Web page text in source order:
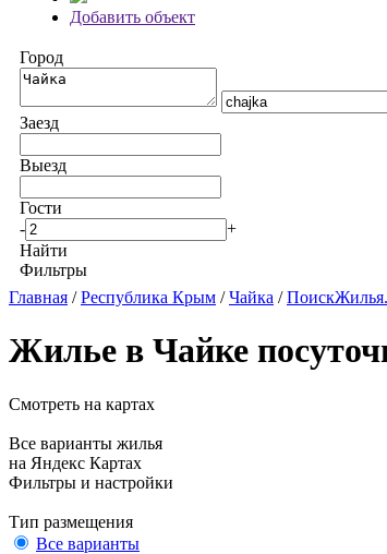
Добавить объект
Город
Заезд
Выезд
Гости
-
+
Найти
Фильтры
Главная /Республика Крым /Чайка /
Жилье в Чайке
Смотреть на картах
Все варианты жилья
на Яндекс Картах
Фильтры и настройки
Тип размещения
Все варианты